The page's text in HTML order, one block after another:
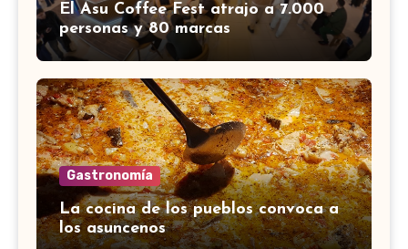
El Asu Coffee Fest atrajo a 7.000
personas y 80 marcas
Gastronomía
La cocina de los pueblos convoca a
los asuncenos